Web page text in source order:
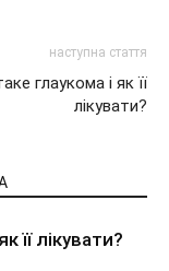
наступна стаття
глаукома і як її
лікувати?
її лікувати?